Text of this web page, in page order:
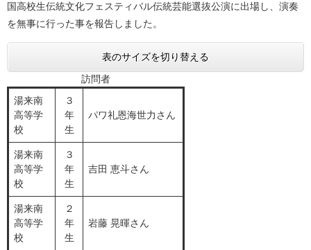
国高校生伝統文化フェスティバル伝統芸能選抜公演に出場し、演奏
を無事に行った事を報告しました。
表のサイズを切り替える
訪問者
湯来南
高等学
校
３
年
生
パワ礼恩海世力さん
湯来南
高等学
校
３
年
生
吉田 恵斗さん
湯来南
高等学
校
２
年
生
岩藤 晃暉さん